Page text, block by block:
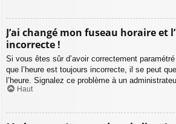
J’ai changé mon fuseau horaire et
incorrecte !
Si vous êtes sûr d’avoir correctement
que l’heure est toujours incorrecte, il se peut
l’heure. Signalez ce problème à un
Haut